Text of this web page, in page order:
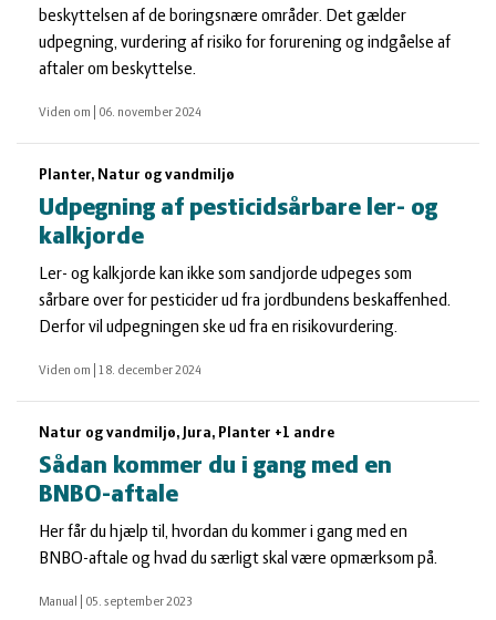
beskyttelsen af de boringsnære områder. Det gælder
udpegning, vurdering af risiko for forurening og indgåelse af
aftaler om beskyttelse.
Viden om 06. november 2024
Planter, Natur og vandmiljø
Udpegning af pesticidsårbare ler- og
kalkjorde
Ler- og kalkjorde kan ikke som sandjorde udpeges som
sårbare over for pesticider ud fra jordbundens beskaffenhed.
Derfor vil udpegningen ske ud fra en risikovurdering.
Viden om 18. december 2024
Natur og vandmiljø, Jura, Planter +1 andre
Sådan kommer du i gang med en
BNBO-aftale
Her får du hjælp til, hvordan du kommer i gang med en
BNBO-aftale og hvad du særligt skal være opmærksom på.
Manual 05. september 2023